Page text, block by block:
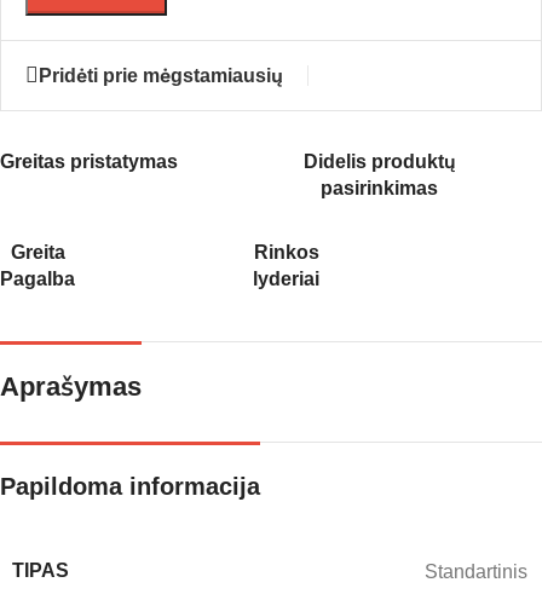
Pridėti prie mėgstamiausių
Greitas pristatymas
Didelis produktų
pasirinkimas
Greita
Pagalba
Rinkos
lyderiai
Aprašymas
Papildoma informacija
TIPAS Standartinis